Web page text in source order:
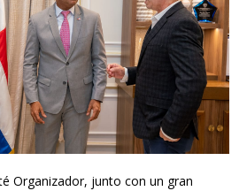
Organizador, junto con un gran